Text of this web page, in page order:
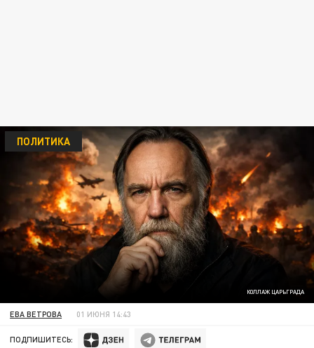
КОЛЛАЖ ЦАРЬГРАДА
ПОЛИТИКА
ЕВА ВЕТРОВА 01 ИЮНЯ 14:43
ПОДПИШИТЕСЬ: